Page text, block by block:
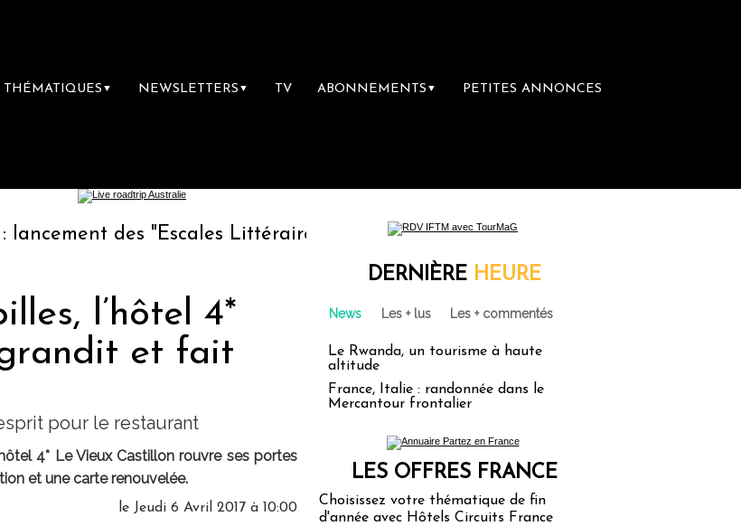
THÉMATIQUES ▼ NEWSLETTERS ▼ TV ABONNEMENTS ▼ PETITES ANNONCES
des "Escales Littéraires", la première librairie du voyage
l’hôtel 4*
et fait
pour le restaurant
4* Le Vieux Castillon rouvre ses portes
et une carte renouvelée.
le Jeudi 6 Avril 2017 à 10:00
DERNIÈRE HEURE
News Les + lus Les + commentés
Le Rwanda, un tourisme à haute
altitude
France, Italie : randonnée dans le
Mercantour frontalier
LES OFFRES FRANCE
Choisissez votre thématique de fin
d'année avec Hôtels Circuits France